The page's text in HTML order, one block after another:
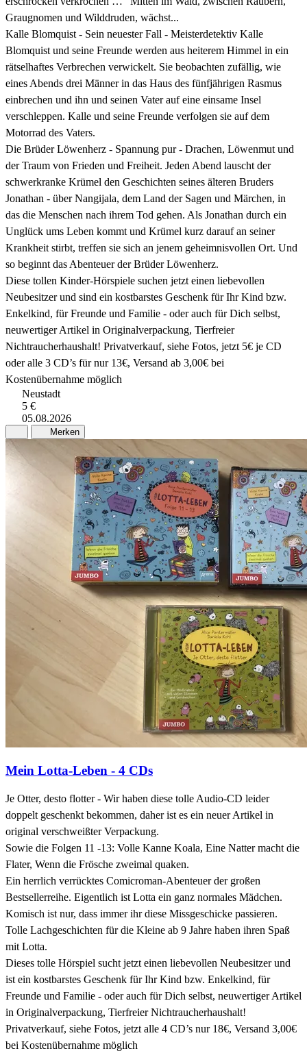
Graugnomen und Wilddruden, wächst...
Kalle Blomquist - Sein neuester Fall - Meisterdetektiv Kalle
Blomquist und seine Freunde werden aus heiterem Himmel in ein
rätselhaftes Verbrechen verwickelt. Sie beobachten zufällig, wie
eines Abends drei Männer in das Haus des fünfjährigen Rasmus
einbrechen und ihn und seinen Vater auf eine einsame Insel
verschleppen. Kalle und seine Freunde verfolgen sie auf dem
Motorrad des Vaters.
Die Brüder Löwenherz - Spannung pur - Drachen, Löwenmut und
der Traum von Frieden und Freiheit. Jeden Abend lauscht der
schwerkranke Krümel den Geschichten seines älteren Bruders
Jonathan - über Nangijala, dem Land der Sagen und Märchen, in
das die Menschen nach ihrem Tod gehen. Als Jonathan durch ein
Unglück ums Leben kommt und Krümel kurz darauf an seiner
Krankheit stirbt, treffen sie sich an jenem geheimnisvollen Ort. Und
so beginnt das Abenteuer der Brüder Löwenherz.
Diese tollen Kinder-Hörspiele suchen jetzt einen liebevollen
Neubesitzer und sind ein kostbarstes Geschenk für Ihr Kind bzw.
Enkelkind, für Freunde und Familie - oder auch für Dich selbst,
neuwertiger Artikel in Originalverpackung, Tierfreier
Nichtraucherhaushalt! Privatverkauf, siehe Fotos, jetzt 5€ je CD
oder alle 3 CD’s für nur 13€, Versand ab 3,00€ bei
Kostenübernahme möglich
Neustadt
5 €
05.08.2026
Merken
Mein Lotta-Leben - 4 CDs
Je Otter, desto flotter - Wir haben diese tolle Audio-CD leider
doppelt geschenkt bekommen, daher ist es ein neuer Artikel in
original verschweißter Verpackung.
Sowie die Folgen 11 -13: Volle Kanne Koala, Eine Natter macht die
Flater, Wenn die Frösche zweimal quaken.
Ein herrlich verrücktes Comicroman-Abenteuer der großen
Bestsellerreihe. Eigentlich ist Lotta ein ganz normales Mädchen.
Komisch ist nur, dass immer ihr diese Missgeschicke passieren.
Tolle Lachgeschichten für die Kleine ab 9 Jahre haben ihren Spaß
mit Lotta.
Dieses tolle Hörspiel sucht jetzt einen liebevollen Neubesitzer und
ist ein kostbarstes Geschenk für Ihr Kind bzw. Enkelkind, für
Freunde und Familie - oder auch für Dich selbst, neuwertiger Artikel
in Originalverpackung, Tierfreier Nichtraucherhaushalt!
Privatverkauf, siehe Fotos, jetzt alle 4 CD’s nur 18€, Versand 3,00€
bei Kostenübernahme möglich